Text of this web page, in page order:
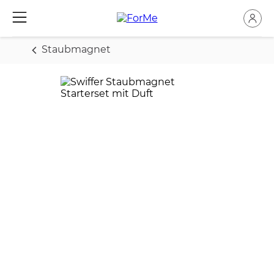
Staubmagnet